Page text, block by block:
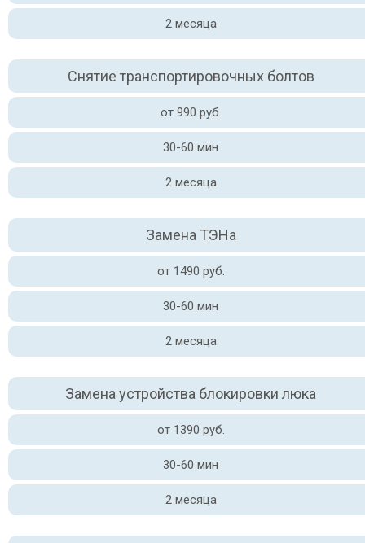
2 месяца
Снятие транспортировочных болтов
от 990 руб.
30-60 мин
2 месяца
Замена ТЭНа
от 1490 руб.
30-60 мин
2 месяца
Замена устройства блокировки люка
от 1390 руб.
30-60 мин
2 месяца